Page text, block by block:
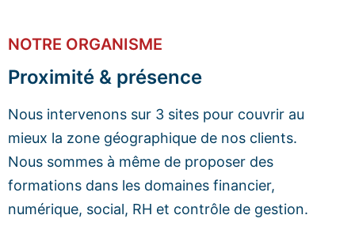
NOTRE ORGANISME
Proximité & présence
Nous intervenons sur 3 sites pour couvrir au
mieux la zone géographique de nos clients.
Nous sommes à même de proposer des
formations dans les domaines financier,
numérique, social, RH et contrôle de gestion.